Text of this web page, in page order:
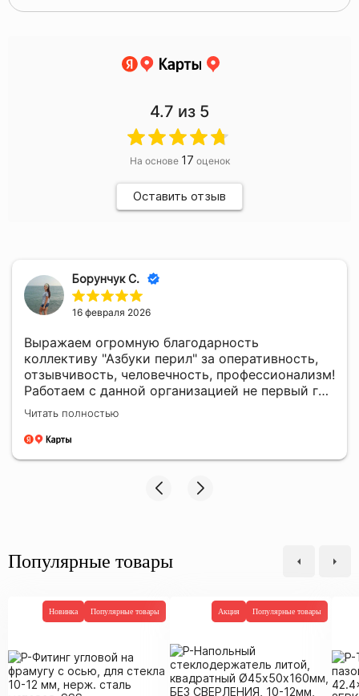
4.7 из 5
На основе 17 оценок
Оставить отзыв
Борунчук С.
16 февраля 2026
Выражаем огромную благодарность
коллективу "Азбуки перил" за оперативность,
отзывчивость, человечность, профессионализм!
Работаем с данной организацией не первый год
и всегда знаем, что можем на них положиться!
Качественная продукция, отправки всегда
вовремя! Ни разу данная компания не подвела
вопросам, поделятся опытом и дадут
Читать полностью
Популярные товары
Новинка Популярные товары Акция Популярные товары